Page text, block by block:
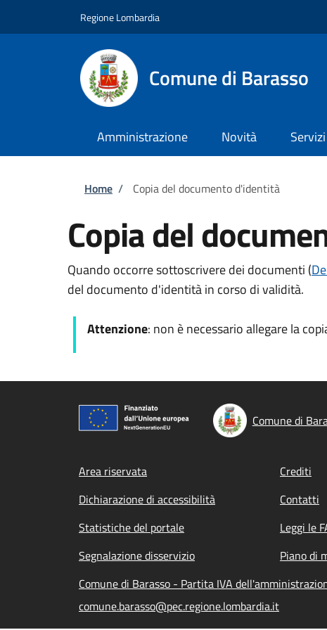
Regione Lombardia
Comune di Barasso
Amministrazione Novità Servizi
Briciole di pane
Home / Copia del documento d'identità
Copia del
Quando occorre sottoscrivere dei documenti (
del documento d'identità in corso di validità.
Attenzione: non è necessario allegare la
Comune di
Footer menu
Area riservata Crediti
Dichiarazione di accessibilità
Contatti
Statistiche del portale
Leggi le
Segnalazione disservizio
Piano di
Comune di Barasso - Partita IVA
comune.barasso@pec.regione.lombardia.it